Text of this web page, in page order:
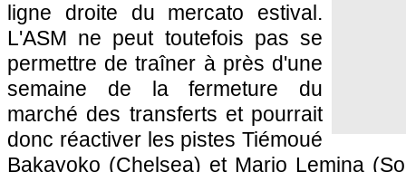
ligne droite du mercato estival.
L'ASM ne peut toutefois pas se
permettre de traîner à près d'une
semaine de la fermeture du
marché des transferts et pourrait
donc réactiver les pistes Tiémoué
Bakayoko (Chelsea) et Mario Lemina